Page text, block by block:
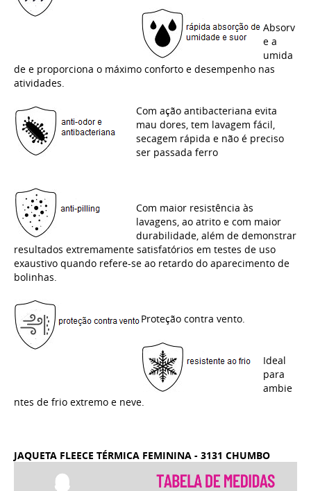
Absorv
e a
umida
de e proporciona o máximo conforto e desempenho nas
atividades.
Com ação antibacteriana evita
mau dores, tem lavagem fácil,
secagem rápida e não é preciso
ser passada ferro
Com maior resistência às
lavagens, ao atrito e com maior
durabilidade, além de demonstrar
resultados extremamente satisfatórios em testes de uso
exaustivo quando refere-se ao retardo do aparecimento de
bolinhas.
Proteção contra vento.
Ideal
para
ambie
ntes de frio extremo e neve.
JAQUETA FLEECE TÉRMICA FEMININA - 3131 CHUMBO